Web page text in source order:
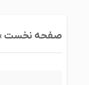
صفحه نخست